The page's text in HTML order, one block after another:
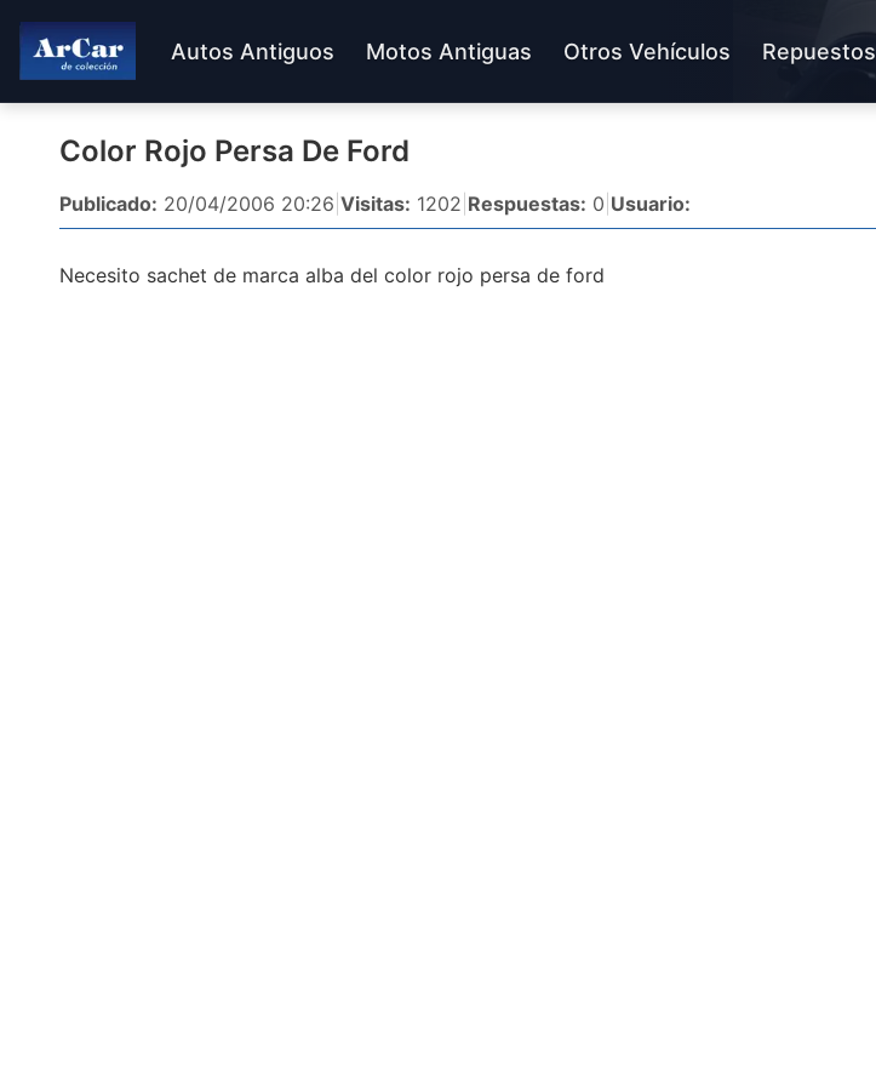
Autos Antiguos Motos Antiguas Otros Vehículos Repuestos
Color Rojo Persa De Ford
Publicado: 20/04/2006 20:26 Visitas: 1202 Respuestas: 0 Usuario:
Necesito sachet de marca alba del color rojo persa de ford